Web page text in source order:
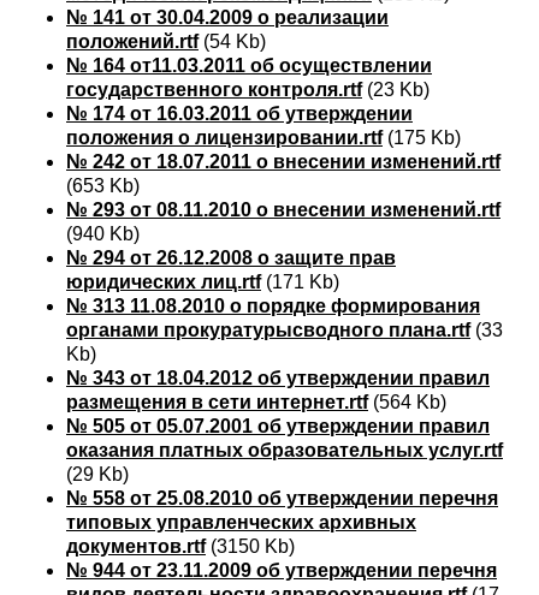
№ 141 от 30.04.2009 о реализации
положений.rtf(54 Kb)
№ 164 от11.03.2011 об осуществлении
государственного контроля.rtf(23 Kb)
№ 174 от 16.03.2011 об утверждении
положения о лицензировании.rtf(175 Kb)
№ 242 от 18.07.2011 о внесении изменений.rtf
(653 Kb)
№ 293 от 08.11.2010 о внесении изменений.rtf
(940 Kb)
№ 294 от 26.12.2008 о защите прав
юридических лиц.rtf(171 Kb)
№ 313 11.08.2010 о порядке формирования
органами прокуратурысводного плана.rtf(33
Kb)
№ 343 от 18.04.2012 об утверждении правил
размещения в сети интернет.rtf(564 Kb)
№ 505 от 05.07.2001 об утверждении правил
оказания платных образовательных услуг.rtf
(29 Kb)
№ 558 от 25.08.2010 об утверждении перечня
типовых управленческих архивных
документов.rtf(3150 Kb)
№ 944 от 23.11.2009 об утверждении перечня